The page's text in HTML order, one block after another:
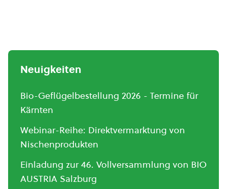
Neuigkeiten
Bio-Geflügelbestellung 2026 - Termine für
Kärnten
Webinar-Reihe: Direktvermarktung von
Nischenprodukten
Einladung zur 46. Vollversammlung von BIO
AUSTRIA Salzburg